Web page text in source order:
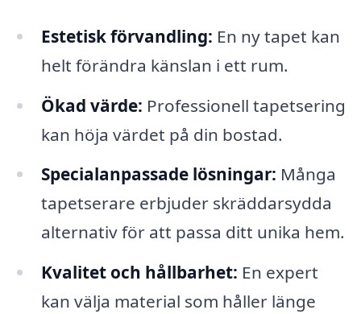
Estetisk förvandling: En ny tapet kan
helt förändra känslan i ett rum.
Ökad värde: Professionell tapetsering
kan höja värdet på din bostad.
Specialanpassade lösningar: Många
tapetserare erbjuder skräddarsydda
alternativ för att passa ditt unika hem.
Kvalitet och hållbarhet: En expert
kan välja material som håller länge